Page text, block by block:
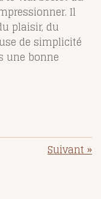
Il
plaisir, du
de simplicité
une bonne
Suivant»